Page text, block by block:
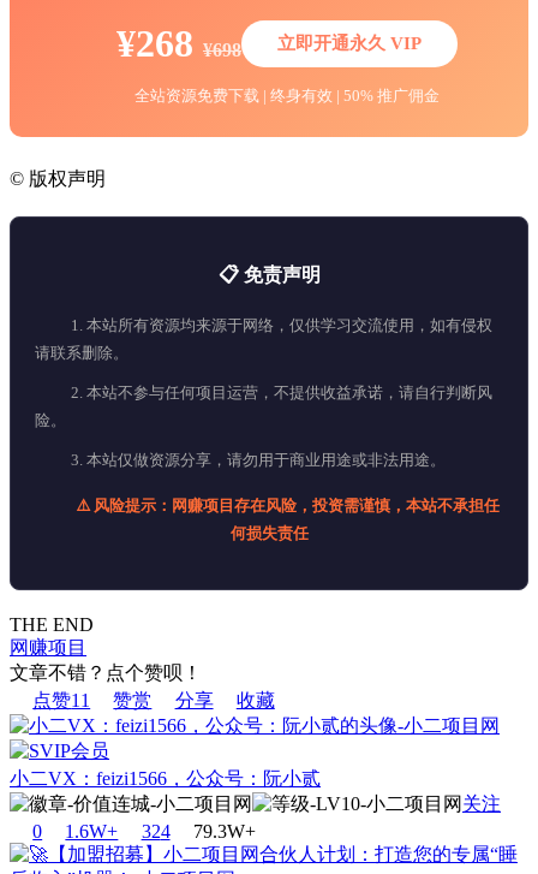
¥268 ¥698 立即开通永久 VIP
全站资源免费下载 | 终身有效 | 50% 推广佣金
© 版权声明
📋 免责声明
1. 本站所有资源均来源于网络，仅供学习交流使用，如有侵权
请联系删除。
2. 本站不参与任何项目运营，不提供收益承诺，请自行判断风
险。
3. 本站仅做资源分享，请勿用于商业用途或非法用途。
⚠️ 风险提示：网赚项目存在风险，投资需谨慎，本站不承担任
何损失责任
THE END
网赚项目
文章不错？点个赞呗！
点赞11 赞赏 分享 收藏
小二VX：feizi1566，公众号：阮小贰
关注
0
1.6W+ 324 79.3W+